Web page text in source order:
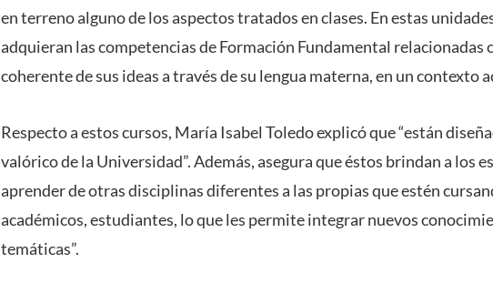
en terreno alguno de los aspectos tratados en clases. En estas
adquieran las competencias de Formación Fundamental relacionadas
coherente de sus ideas a través de su lengua materna, en un contexto
Respecto a estos cursos, María Isabel Toledo explicó que “están
valórico de la Universidad”. Además, asegura que éstos brindan a los
aprender de otras disciplinas diferentes a las propias que estén
académicos, estudiantes, lo que les permite integrar nuevos
temáticas”.